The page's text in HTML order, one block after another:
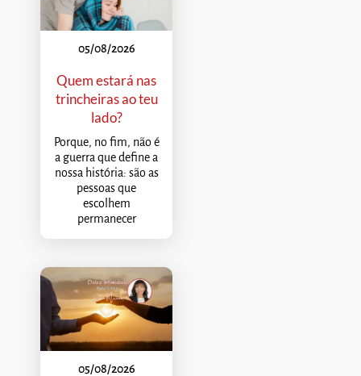
05/08/2026
Quem estará nas
trincheiras ao teu
lado?
Porque, no fim, não é
a guerra que define a
nossa história: são as
pessoas que
escolhem
permanecer
05/08/2026